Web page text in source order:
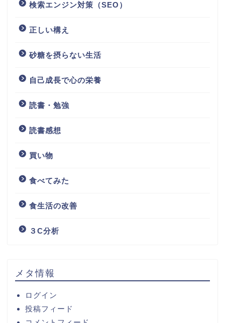
検索エンジン対策（SEO）
正しい構え
砂糖を摂らない生活
自己成長で心の栄養
読書・勉強
読書感想
買い物
食べてみた
食生活の改善
３C分析
メタ情報
ログイン
投稿フィード